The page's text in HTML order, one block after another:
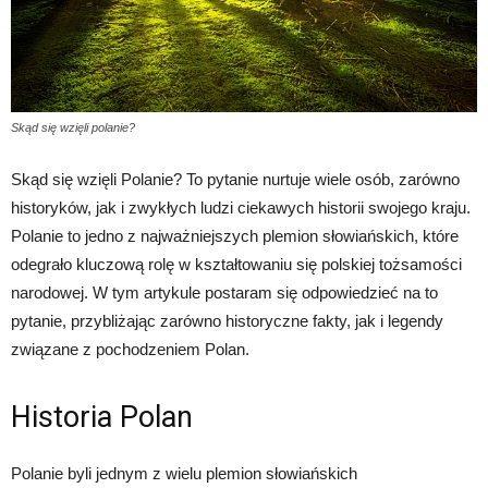
Skąd się wzięli polanie?
Skąd się wzięli Polanie? To pytanie nurtuje wiele osób, zarówno
historyków, jak i zwykłych ludzi ciekawych historii swojego kraju.
Polanie to jedno z najważniejszych plemion słowiańskich, które
odegrało kluczową rolę w kształtowaniu się polskiej tożsamości
narodowej. W tym artykule postaram się odpowiedzieć na to
pytanie, przybliżając zarówno historyczne fakty, jak i legendy
związane z pochodzeniem Polan.
Historia Polan
Polanie byli jednym z wielu plemion słowiańskich